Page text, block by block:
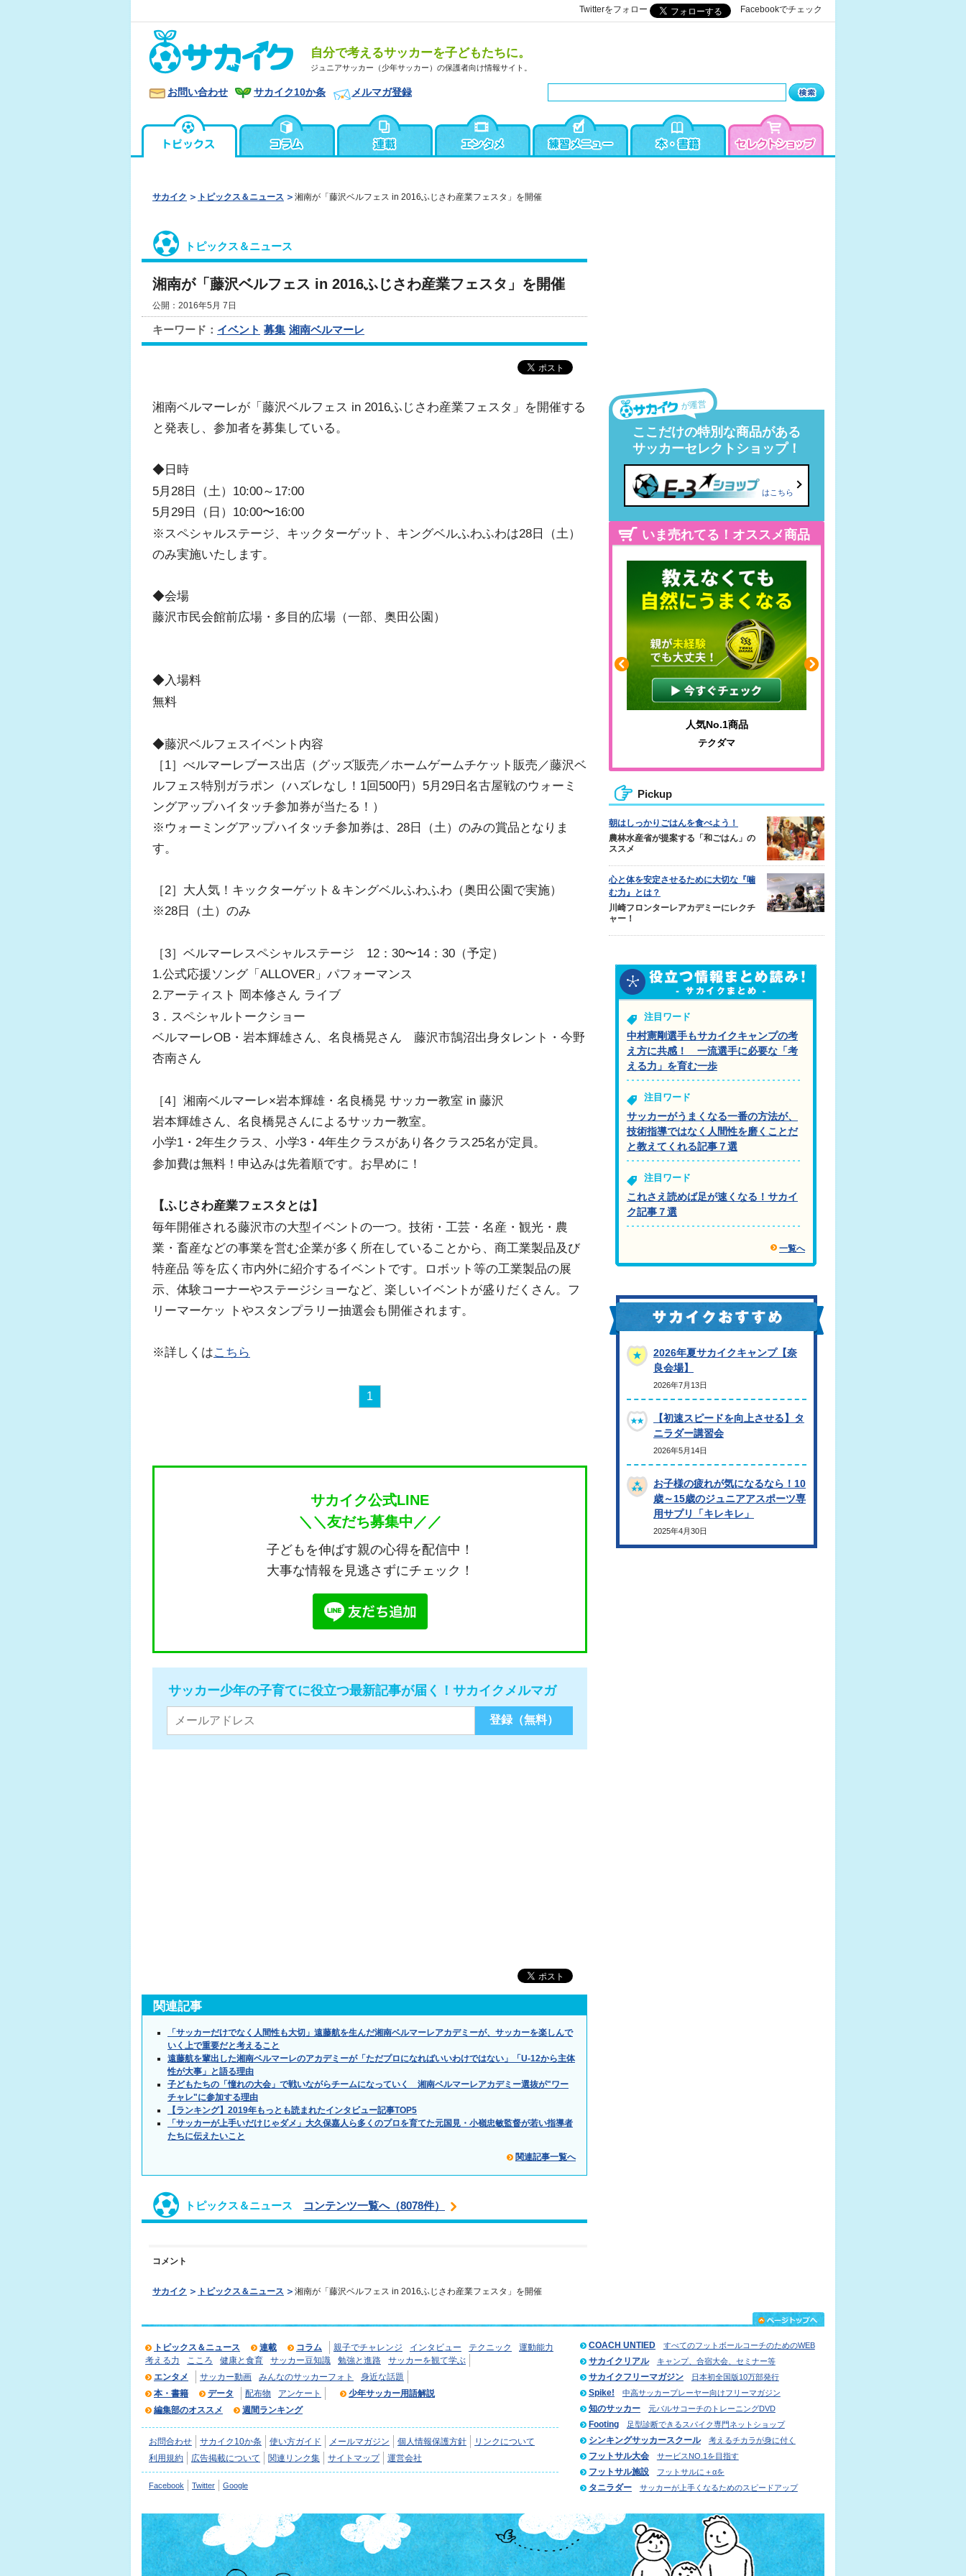
Twitterをフォロー Facebookでチェック
自分で考えるサッカーを子どもたちに。
ジュニアサッカー（少年サッカー）の保護者向け情報サイト。
お問い合わせ サカイク10か条 メルマガ登録
サカイク トピックス＆ニュース 湘南が「藤沢ベルフェス in 2016ふじさわ産業フェスタ」を開催
トピックス＆ニュース
湘南が「藤沢ベルフェス in 2016ふじさわ産業フェスタ」を開催
公開：2016年5月 7日
キーワード： イベント 募集 湘南ベルマーレ
湘南ベルマーレが「藤沢ベルフェス in 2016ふじさわ産業フェスタ」を開催する
と発表し、参加者を募集している。
◆日時
5月28日（土）10:00～17:00
5月29日（日）10:00〜16:00
※スペシャルステージ、キックターゲット、キングベルふわふわは28日（土）
のみ実施いたします。
◆会場
藤沢市民会館前広場・多目的広場（一部、奥田公園）
◆入場料
無料
◆藤沢ベルフェスイベント内容
［1］べルマーレブース出店（グッズ販売／ホームゲームチケット販売／藤沢ベ
ルフェス特別ガラポン（ハズレなし！1回500円）5月29日名古屋戦のウォーミ
ングアップハイタッチ参加券が当たる！）
※ウォーミングアップハイタッチ参加券は、28日（土）のみの賞品となりま
す。
［2］大人気！キックターゲット＆キングベルふわふわ（奥田公園で実施）
※28日（土）のみ
［3］ベルマーレスペシャルステージ 12：30〜14：30（予定）
1.公式応援ソング「ALLOVER」パフォーマンス
2.アーティスト 岡本修さん ライブ
3．スペシャルトークショー
ベルマーレOB・岩本輝雄さん、名良橋晃さん 藤沢市鵠沼出身タレント・今野
杏南さん
［4］湘南ベルマーレ×岩本輝雄・名良橋晃 サッカー教室 in 藤沢
岩本輝雄さん、名良橋晃さんによるサッカー教室。
小学1・2年生クラス、小学3・4年生クラスがあり各クラス25名が定員。
参加費は無料！申込みは先着順です。お早めに！
【ふじさわ産業フェスタとは】
毎年開催される藤沢市の大型イベントの一つ。技術・工芸・名産・観光・農
業・畜産などの事業を営む企業が多く所在していることから、商工業製品及び
特産品 等を広く市内外に紹介するイベントです。ロボット等の工業製品の展
示、体験コーナーやステージショーなど、楽しいイベントが盛りだくさん。フ
リーマーケッ トやスタンプラリー抽選会も開催されます。
※詳しくはこちら
1
サカイク公式LINE
＼＼友だち募集中／／
子どもを伸ばす親の心得を配信中！
大事な情報を見逃さずにチェック！
サッカー少年の子育てに役立つ最新記事が届く！サカイクメルマガ
関連記事
「サッカーだけでなく人間性も大切」遠藤航を生んだ湘南ベルマーレアカデミーが、サッカーを楽しんで
いく上で重要だと考えること
遠藤航を輩出した湘南ベルマーレのアカデミーが「ただプロになればいいわけではない」「U-12から主体
性が大事」と語る理由
子どもたちの「憧れの大会」で戦いながらチームになっていく 湘南ベルマーレアカデミー選抜が"ワー
チャレ"に参加する理由
【ランキング】2019年もっとも読まれたインタビュー記事TOP5
「サッカーが上手いだけじゃダメ」大久保嘉人ら多くのプロを育てた元国見・小嶺忠敏監督が若い指導者
たちに伝えたいこと
関連記事一覧へ
トピックス＆ニュース コンテンツ一覧へ（8078件）
コメント
サカイク トピックス＆ニュース 湘南が「藤沢ベルフェス in 2016ふじさわ産業フェスタ」を開催
が運営
ここだけの特別な商品がある
サッカーセレクトショップ！
はこちら
いま売れてる！オススメ商品
人気No.1商品
テクダマ
Pickup
朝はしっかりごはんを食べよう！
農林水産省が提案する「和ごはん」の
ススメ
心と体を安定させるために大切な『噛
む力』とは？
川崎フロンターレアカデミーにレクチ
ャー！
注目ワード
中村憲剛選手もサカイクキャンプの考
え方に共感！ 一流選手に必要な「考
える力」を育む一歩
注目ワード
サッカーがうまくなる一番の方法が、
技術指導ではなく人間性を磨くことだ
と教えてくれる記事７選
注目ワード
これさえ読めば足が速くなる！サカイ
ク記事７選
一覧へ
2026年夏サカイクキャンプ【奈
良会場】
2026年7月13日
【初速スピードを向上させる】タ
ニラダー講習会
2026年5月14日
お子様の疲れが気になるなら！10
歳～15歳のジュニアアスポーツ専
用サプリ「キレキレ」
2025年4月30日
トピックス＆ニュース 連載 コラム 親子でチャレンジ インタビュー テクニック
運動能力
考える力
こころ 健康と食育 サッカー豆知識 勉強と進路
サッカーを観て学ぶ
エンタメ
サッカー動画 みんなのサッカーフォト
身近な話題
本・書籍
データ 配布物 アンケート
少年サッカー用語解説
編集部のオススメ
週間ランキング
お問合わせ サカイク10か条 使い方ガイド メールマガジン 個人情報保護方針
リンクについて
利用規約
広告掲載について 関連リンク集 サイトマップ 運営会社
Facebook Twitter Google
COACH UNTIED すべてのフットボールコーチのためのWEB
サカイクリアル キャンプ、合宿大会、セミナー等
サカイクフリーマガジン 日本初全国版10万部発行
Spike! 中高サッカープレーヤー向けフリーマガジン
知のサッカー 元バルサコーチのトレーニングDVD
Footing 足型診断できるスパイク専門ネットショップ
シンキングサッカースクール 考えるチカラが身に付く
フットサル大会 サービスNO.1を目指す
フットサル施設 フットサルに＋αを
タニラダー サッカーが上手くなるためのスピードアップ